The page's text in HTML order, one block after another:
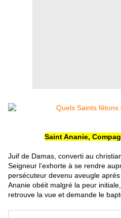
Saint Ananie,
Juif de Damas, converti au
Seigneur l’exhorte à se rendre
persécuteur devenu aveugle
Ananie obéit malgré la peur
retrouve la vue et demande le